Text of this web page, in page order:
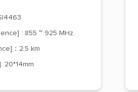
: 855 ~ 925 MHz.
：2,5 km
20*14mm